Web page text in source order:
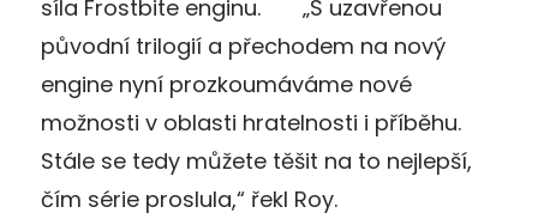
síla Frostbite enginu. „S uzavřenou
původní trilogií a přechodem na nový
engine nyní prozkoumáváme nové
možnosti v oblasti hratelnosti i příběhu.
Stále se tedy můžete těšit na to nejlepší,
čím série proslula,“ řekl Roy.